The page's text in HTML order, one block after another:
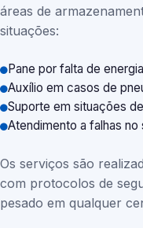
áreas de
situações:
Pane por falta de
Auxílio em casos de
Suporte em situações
Atendimento a falhas
Os serviços são
com protocolos de
pesado em qualquer